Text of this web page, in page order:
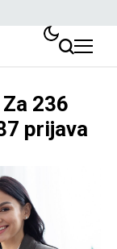
Za 236
prijava